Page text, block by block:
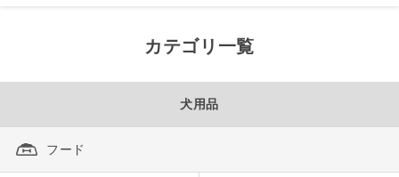
カテゴリ一覧
犬用品
フード